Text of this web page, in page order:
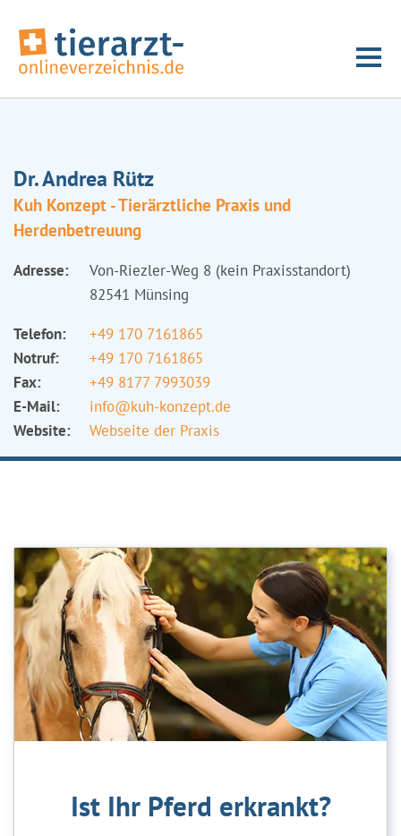
Dr. Andrea Rütz
Kuh Konzept - Tierärztliche Praxis und
Herdenbetreuung
Adresse:
Von-Riezler-Weg 8 (kein Praxisstandort)
82541 Münsing
Telefon:
+49 170 7161865
Notruf:
+49 170 7161865
Fax:
+49 8177 7993039
E-Mail:
info@kuh-konzept.de
Website:
Webseite der Praxis
Ist Ihr Pferd erkrankt?